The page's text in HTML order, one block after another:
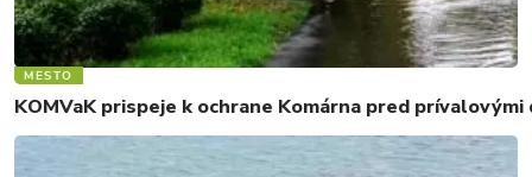
MESTO
KOMVaK prispeje k ochrane Komárna pred